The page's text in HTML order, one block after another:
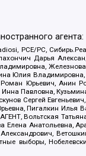
агента:
PCE/PC,
Дарья
Юлия
Юрьевич, Анин
Павловна,
Сергей
Пигалкин Илья
Вольтская
Елена
выборы,